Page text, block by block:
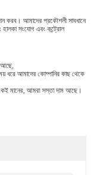
করব। আমাদের প্রকৌশলী সাবধানে
সংযোগ এবং কন্ট্রোল
আছে,
ধরে আমাদের কোম্পানির কাছ থেকে
মানের, আমরা সস্তা দাম আছে।